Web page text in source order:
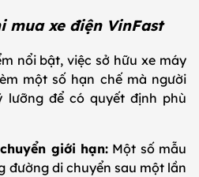
mua xe điện VinFast
nổi bật, việc sở hữu xe máy
một số hạn chế mà người
lưỡng để có quyết định phù
giới hạn:Một số mẫu
đường di chuyển sau một lần